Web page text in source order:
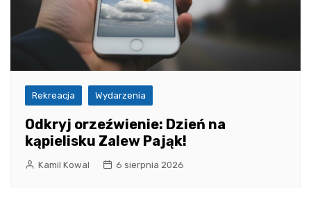
Rekreacja Wydarzenia
Odkryj orzeźwienie: Dzień na
kąpielisku Zalew Pająk!
Kamil Kowal 6 sierpnia 2026